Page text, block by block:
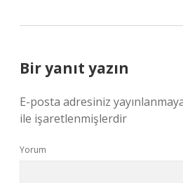
Bir yanıt yazın
E-posta adresiniz
ile işaretlenmişlerdir
Yorum